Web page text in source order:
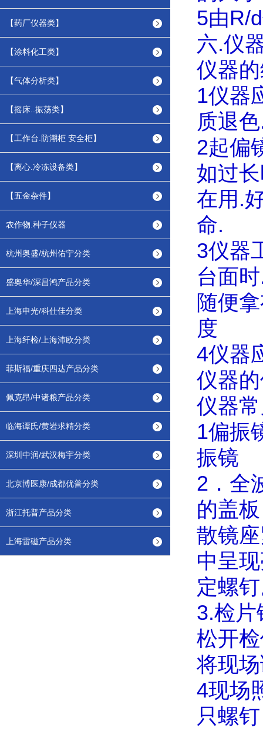
【药厂仪器类】
【涂料化工类】
【气体分析类】
【摇床..振荡类】
【工作台.防潮柜 安全柜】
【离心.冷冻设备类】
【五金杂件】
农作物.种子仪器
杭州奥盛/杭州佑宁分类
盛奥华/深昌鸿产品分类
上海申光/科仕佳分类
上海纤检/上海沛欧分类
菲斯福/重庆四达产品分类
佩克昂/中诸粮产品分类
临海谭氏/黄岩求精分类
深圳中润/武汉梅宇分类
北京博医康/成都优普分类
浙江托普产品分类
上海雷磁产品分类
5由R/d
六.仪
仪器
1仪器
质退色
2起偏
如过
在用 .
命.
3仪器
台面时
随便
度
4仪器
仪器
仪器
1偏振
振镜
2 ．
的盖
散镜
中呈
定螺
3.检片
松开
将现
4现场
只螺